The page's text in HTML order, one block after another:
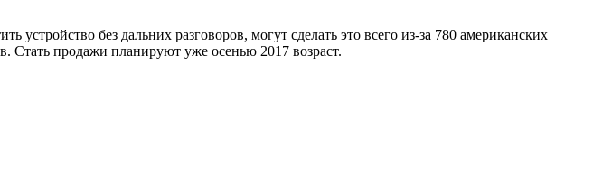
без дальних разговоров, могут сделать это всего из-за 780 американских
Стать продажи планируют уже осенью 2017 возраст.